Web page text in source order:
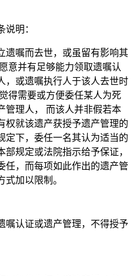
明：
遗嘱而去世，或虽留有影响其
意并有足够能力领取遗嘱认
，或遗嘱执行人于该人去世时
得需要或方便委任某人为死
管理人， 而该人并非假若本
权就该遗产获授予遗产管理的
定下，委任一名其认为适当的
规定或法院指示给予保证，
任，而每项如此作出的遗产管
加以限制。
嘱认证或遗产管理，不得授予